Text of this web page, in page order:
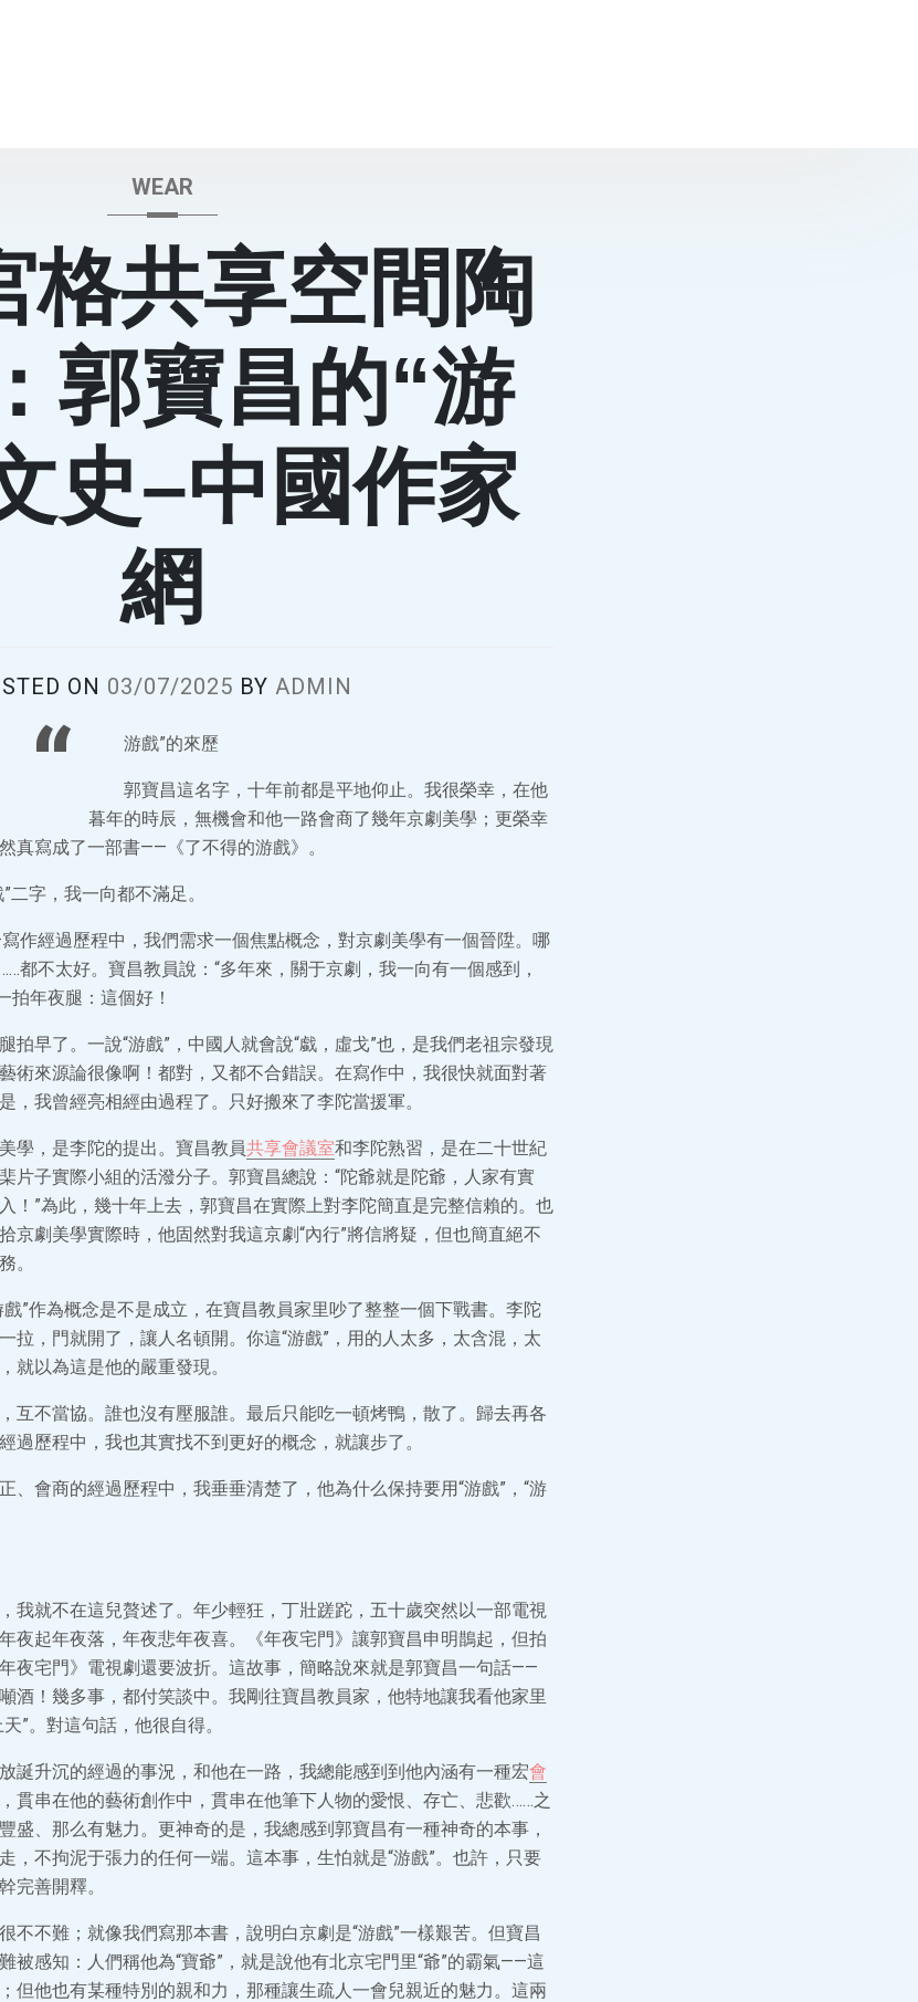
WEAR
格共享空間陶
郭寶昌的“游
史–中國作家
網
ON 03/07/2025 BY ADMIN
游戲”的來歷
郭寶昌這名字，十年前都是平地仰止。我很榮幸，在他
暮年的時辰，無機會和他一路會商了幾年京劇美學；更榮幸
真寫成了一部書——《了不得的游戲》。
二字，我一向都不滿足。
作經過歷程中，我們需求一個焦點概念，對京劇美學有一個晉陞。哪
都不太好。寶昌教員說：“多年來，關于京劇，我一向有一個感到，
拍年夜腿：這個好！
拍早了。一說“游戲”，中國人就會說“戱，虛戈”也，是我們老祖宗發現
術來源論很像啊！都對，又都不合錯誤。在寫作中，我很快就面對著
，我曾經亮相經由過程了。只好搬來了李陀當援軍。
學，是李陀的提出。寶昌教員共享會議室和李陀熟習，是在二十世紀
片子實際小組的活潑分子。郭寶昌總說：“陀爺就是陀爺，人家有實
！”為此，幾十年上去，郭寶昌在實際上對李陀簡直是完整信賴的。也
京劇美學實際時，他固然對我這京劇“內行”將信將疑，但也簡直絕不
。
”作為概念是不是成立，在寶昌教員家里吵了整整一個下戰書。李陀
拉，門就開了，讓人名頓開。你這“游戲”，用的人太多，太含混，太
就以為這是他的嚴重發現。
互不當協。誰也沒有壓服誰。最后只能吃一頓烤鴨，散了。歸去再各
過歷程中，我也其實找不到更好的概念，就讓步了。
、會商的經過歷程中，我垂垂清楚了，他為什么保持要用“游戲”，“游
我就不在這兒贅述了。年少輕狂，丁壯蹉跎，五十歲突然以一部電視
夜起年夜落，年夜悲年夜喜。《年夜宅門》讓郭寶昌申明鵲起，但拍
夜宅門》電視劇還要波折。這故事，簡略說來就是郭寶昌一句話——
酒！幾多事，都付笑談中。我剛往寶昌教員家，他特地讓我看他家里
”。對這句話，他很自得。
誕升沉的經過的事況，和他在一路，我總能感到到他內涵有一種宏會
貫串在他的藝術創作中，貫串在他筆下人物的愛恨、存亡、悲歡……之
盛、那么有魅力。更神奇的是，我總感到郭寶昌有一種神奇的本事，
，不拘泥于張力的任何一端。這本事，生怕就是“游戲”。也許，只要
完善開釋。
不不難；就像我們寫那本書，說明白京劇是“游戲”一樣艱苦。但寶昌
被感知：人們稱他為“寶爺”，就是說他有北京宅門里“爺”的霸氣——這
但他也有某種特別的親和力，那種讓生疏人一會兒親近的魅力。這兩